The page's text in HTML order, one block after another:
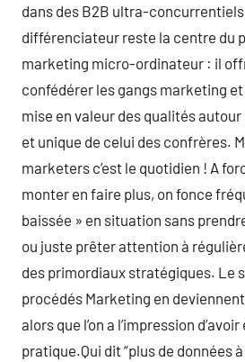
dans des B2B ultra-
différenciateur reste la centre du
marketing micro-ordinateur : il
confédérer les gangs marketing
mise en valeur des qualités autour
et unique de celui des confrères.
marketers c’est le quotidien ! A
monter en faire plus, on fonce
baissée » en situation sans
ou juste prêter attention à
des primordiaux stratégiques. Le
procédés Marketing en
alors que l’on a l’impression
pratique.Qui dit “plus de données